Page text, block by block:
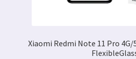
Xiaomi Redmi Note 11 Pro